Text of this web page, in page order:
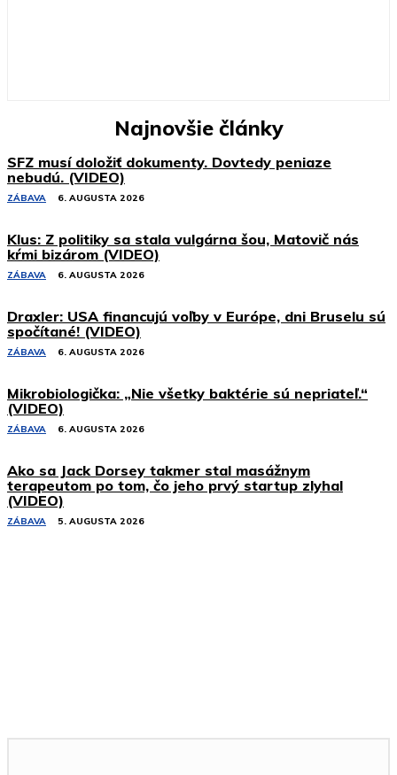
Najnovšie články
SFZ musí doložiť dokumenty. Dovtedy peniaze
nebudú. (VIDEO)
ZÁBAVA 6. AUGUSTA 2026
Klus: Z politiky sa stala vulgárna šou, Matovič nás
kŕmi bizárom (VIDEO)
ZÁBAVA 6. AUGUSTA 2026
Draxler: USA financujú voľby v Európe, dni Bruselu sú
spočítané! (VIDEO)
ZÁBAVA 6. AUGUSTA 2026
Mikrobiologička: „Nie všetky baktérie sú nepriateľ.“
(VIDEO)
ZÁBAVA 6. AUGUSTA 2026
Ako sa Jack Dorsey takmer stal masážnym
terapeutom po tom, čo jeho prvý startup zlyhal
(VIDEO)
ZÁBAVA 5. AUGUSTA 2026